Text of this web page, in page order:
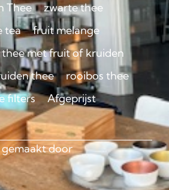
Thee
zwarte thee
tea
fruit melange
met fruit of kruiden
thee
rooibos thee
filters Afgeprijst
door